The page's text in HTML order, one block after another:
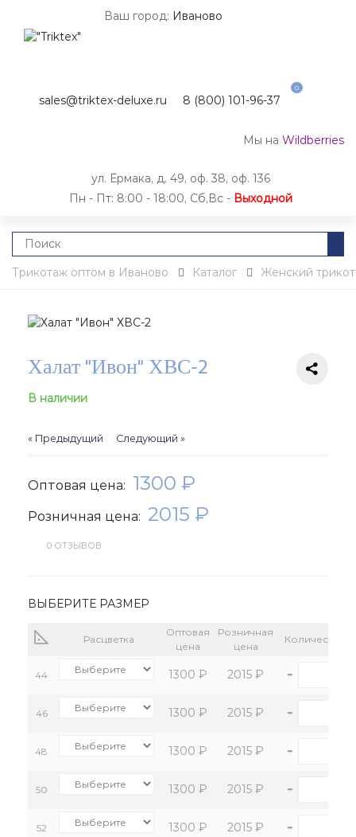
Ваш город: Иваново
0
8 (800) 101-96-37
sales@triktex-deluxe.ru
Мы на Wildberries
ул. Ермака, д. 49, оф. 38, оф. 136
Пн - Пт: 8:00 - 18:00, Сб,Вс - Выходной
Трикотаж оптом в Иваново Каталог Женский
Халат "Ивон" ХВС-2
В наличии
« Предыдущий Следующий »
Оптовая цена: 1300 ₽
Розничная цена: 2015 ₽
0 ОТЗЫВОВ
ВЫБЕРИТЕ РАЗМЕР
Расцветка
Оптовая
цена
Розничная
цена
Количество:
44 1300 ₽ 2015 ₽ -
46 1300 ₽ 2015 ₽ -
48 1300 ₽ 2015 ₽ -
50 1300 ₽ 2015 ₽ -
52 1300 ₽ 2015 ₽ -